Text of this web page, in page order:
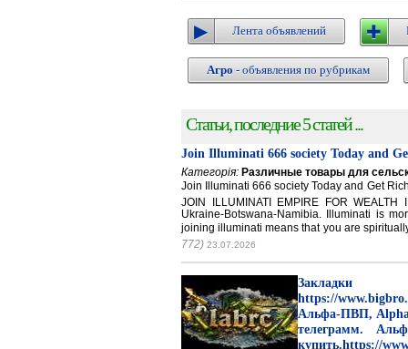
Лента объявлений
Агро - объявления по рубрикам
Статьи, последние 5 статей ...
Join Illuminati 666 society Today and
Категорія: Различные товары для
Join Illuminati 666 society Today and Get
JOIN ILLUMINATI EMPIRE FOR WEALTH
Ukraine-Botswana-Namibia. Illuminati is
joining illuminati means that you are
772) 23.07.2026
Закладки
https://
Альфа-ПВП, Alpha
телеграмм.
купить.https://